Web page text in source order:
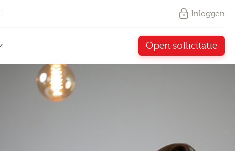
Inloggen
Open sollicitatie